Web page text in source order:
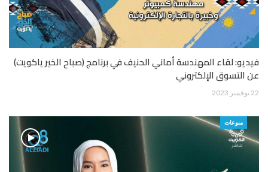
فيديو: لقاء المهندسة أماني الحنيف في برنامج (صباح الخير ياكويت)
عن التسوق الإلكتروني
22 نوفمبر 2023
منوعات